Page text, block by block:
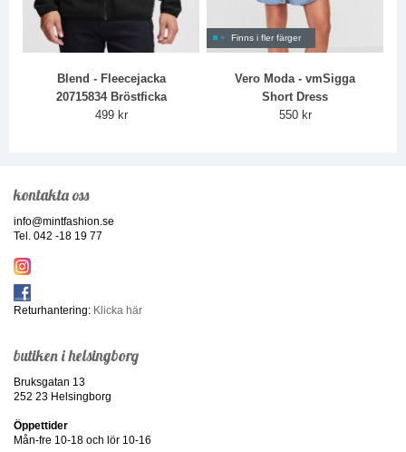
Blend - Fleecejacka
20715834 Bröstficka
499 kr
Finns i fler färger
Vero Moda - vmSigga
Short Dress
550 kr
kontakta oss
info@mintfashion.se
Tel. 042 -18 19 77
Returhantering: Klicka här
butiken i helsingborg
Bruksgatan 13
252 23 Helsingborg
Öppettider
Mån-fre 10-18 och lör 10-16